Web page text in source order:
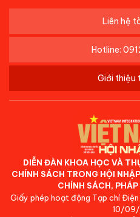
Liên hệ
Hotline:
Giới thiệu
DIỄN ĐÀN KHOA HỌC VÀ
CHÍNH SÁCH TRONG HỘI
CHÍNH SÁCH,
Giấy phép hoạt động Tạp chí
10/09/